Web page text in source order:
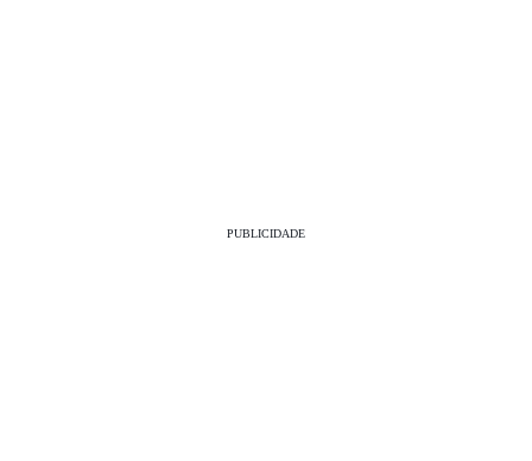
PUBLICIDADE